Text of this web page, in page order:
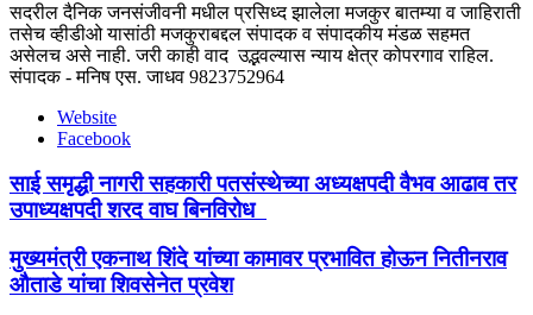
सदरील दैनिक जनसंजीवनी मधील प्रसिध्द झालेला मजकुर बातम्या व जाहिराती
तसेच व्हीडीओ यासांठी मजकुराबद्दल संपादक व संपादकीय मंडळ सहमत
असेलच असे नाही. जरी काही वाद उद्भवल्यास न्याय क्षेत्र कोपरगाव राहिल.
संपादक - मनिष एस. जाधव 9823752964
Website
Facebook
साई समृद्धी नागरी सहकारी पतसंस्थेच्या अध्यक्षपदी वैभव आढाव तर
उपाध्यक्षपदी शरद वाघ बिनविरोध
मुख्यमंत्री एकनाथ शिंदे यांच्या कामावर प्रभावित होऊन नितीनराव
औताडे यांचा शिवसेनेत प्रवेश